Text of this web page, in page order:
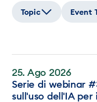
Topic Event
25. Ago 2026
Serie di webinar
sull'uso dell'IA